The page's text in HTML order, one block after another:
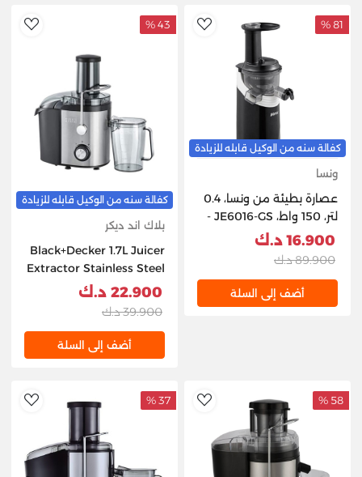
AddToWishlist
81 %
كفالة سنه من الوكيل قابله للزيادة
ونسا
عصارة بطيئة من ونسا، 0.4
لتر، 150 واط، JE6016-GS -
أسود
16.900 د.ك
89.900 د.ك
أضف إلى السلة
43 %
كفالة سنه من الوكيل قابله للزيادة
بلاك اند ديكر
Black+Decker 1.7L Juicer
Extractor Stainless Steel
with Powerful Function,
22.900 د.ك
39.900 د.ك
أضف إلى السلة
AddToWishlist
58 %
37 %